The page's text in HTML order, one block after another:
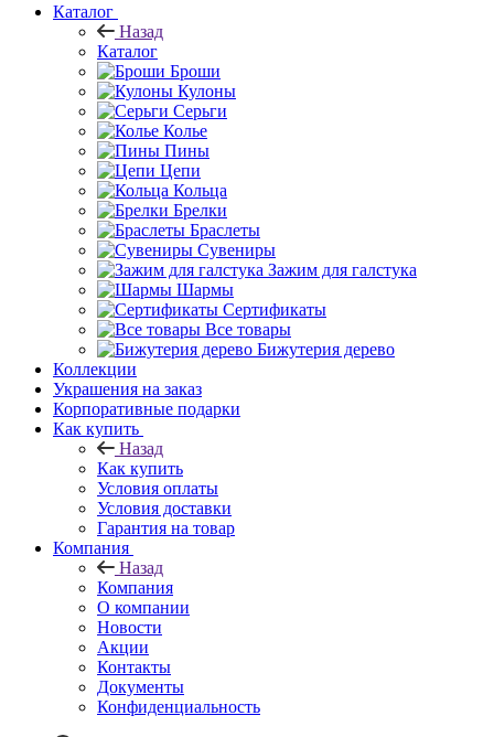
Каталог
Назад
Каталог
Броши
Кулоны
Серьги
Колье
Пины
Цепи
Кольца
Брелки
Браслеты
Сувениры
Зажим для галстука
Шармы
Сертификаты
Все товары
Бижутерия дерево
Коллекции
Украшения на заказ
Корпоративные подарки
Как купить
Назад
Как купить
Условия оплаты
Условия доставки
Гарантия на товар
Компания
Назад
Компания
О компании
Новости
Акции
Контакты
Документы
Конфиденциальность